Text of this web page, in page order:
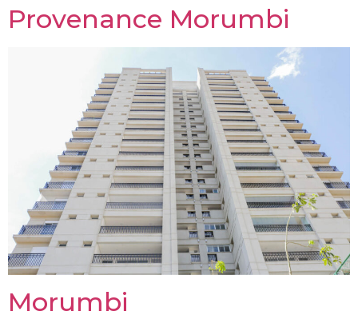
Provenance Morumbi
Morumbi